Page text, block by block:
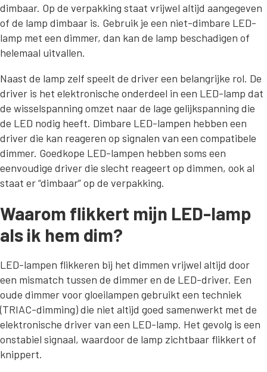
dimbaar. Op de verpakking staat vrijwel altijd aangegeven
of de lamp dimbaar is. Gebruik je een niet-dimbare LED-
lamp met een dimmer, dan kan de lamp beschadigen of
helemaal uitvallen.
Naast de lamp zelf speelt de driver een belangrijke rol. De
driver is het elektronische onderdeel in een LED-lamp dat
de wisselspanning omzet naar de lage gelijkspanning die
de LED nodig heeft. Dimbare LED-lampen hebben een
driver die kan reageren op signalen van een compatibele
dimmer. Goedkope LED-lampen hebben soms een
eenvoudige driver die slecht reageert op dimmen, ook al
staat er “dimbaar” op de verpakking.
Waarom flikkert mijn LED-lamp
als ik hem dim?
LED-lampen flikkeren bij het dimmen vrijwel altijd door
een mismatch tussen de dimmer en de LED-driver. Een
oude dimmer voor gloeilampen gebruikt een techniek
(TRIAC-dimming) die niet altijd goed samenwerkt met de
elektronische driver van een LED-lamp. Het gevolg is een
onstabiel signaal, waardoor de lamp zichtbaar flikkert of
knippert.